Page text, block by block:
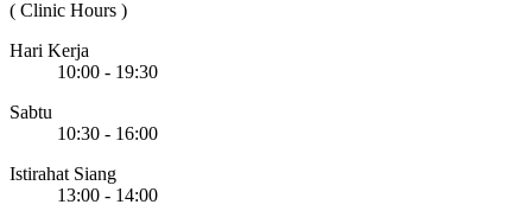
( Clinic Hours )
Hari Kerja
10:00 - 19:30
Sabtu
10:30 - 16:00
Istirahat Siang
13:00 - 14:00